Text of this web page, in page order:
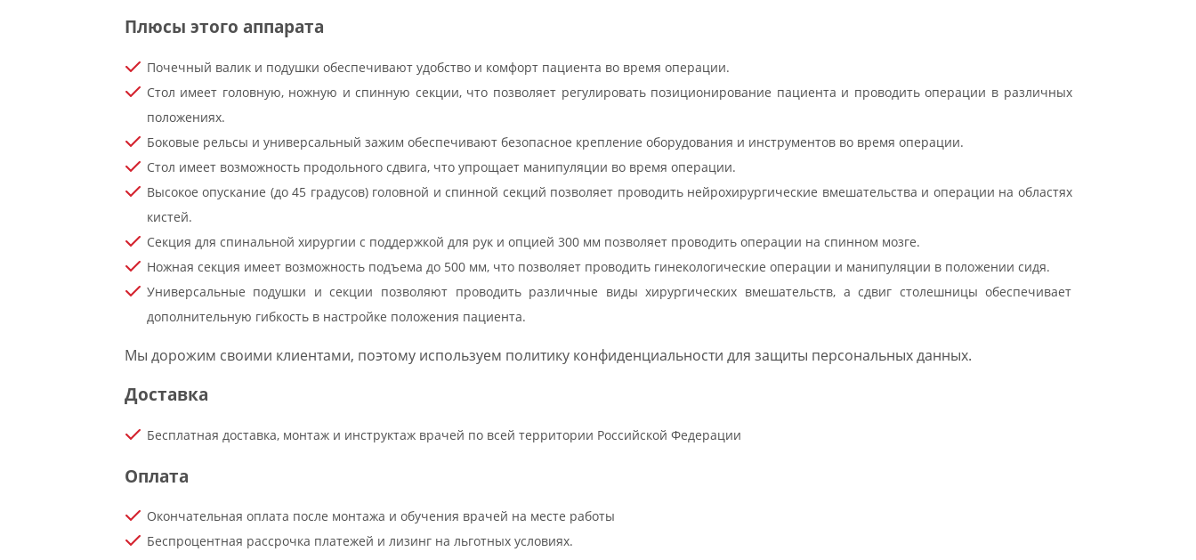
Плюсы этого аппарата
Почечный валик и подушки обеспечивают удобство и комфорт пациента во время операции.
Стол имеет головную, ножную и спинную секции, что позволяет регулировать позиционирование пациента и проводить операции в различных
положениях.
Боковые рельсы и универсальный зажим обеспечивают безопасное крепление оборудования и инструментов во время операции.
Стол имеет возможность продольного сдвига, что упрощает манипуляции во время операции.
Высокое опускание (до 45 градусов) головной и спинной секций позволяет проводить нейрохирургические вмешательства и операции на областях
кистей.
Секция для спинальной хирургии с поддержкой для рук и опцией 300 мм позволяет проводить операции на спинном мозге.
Ножная секция имеет возможность подъема до 500 мм, что позволяет проводить гинекологические операции и манипуляции в положении сидя.
Универсальные подушки и секции позволяют проводить различные виды хирургических вмешательств, а сдвиг столешницы обеспечивает
дополнительную гибкость в настройке положения пациента.
Мы дорожим своими клиентами, поэтому используем политику конфиденциальности для защиты персональных данных.
Доставка
Бесплатная доставка, монтаж и инструктаж врачей по всей территории Российской Федерации
Оплата
Окончательная оплата после монтажа и обучения врачей на месте работы
Беспроцентная рассрочка платежей и лизинг на льготных условиях.